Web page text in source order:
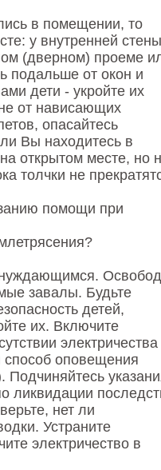
в помещении, то
у внутренней
(дверном) проеме
подальше от окон и
дети - укройте их
от нависающих
опасайтесь
Вы находитесь в
открытом месте, но
толчки не
помощи при
завалы. Будьте
детей,
их. Включите
электричества
способ оповещения
ликвидации
нет ли
Устраните
электричество в